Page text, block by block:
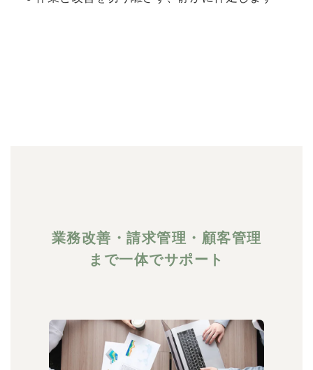
業務改善・請求管理・顧客管理
まで一体でサポート